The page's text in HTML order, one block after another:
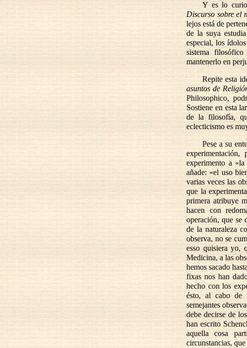
Y es lo
Discurso sobre el
lejos está de
de la suya
especial, los
sistema
mantenerlo en
Repite esta
asuntos de
Philosophico,
Sostiene en esta
de la filosofía,
eclecticismo es
Pese a su
experimento a
añade: «el uso
varias veces las
que la
primera atribuye
hacen con
operación, que se
de la naturaleza
observa, no se
esso quisiera yo,
Medicina, a las
hemos sacado
fixas nos han
hecho con los
ésto, al cabo de
semejantes
debe decirse de
han escrito
aquella cosa
circunstancias,